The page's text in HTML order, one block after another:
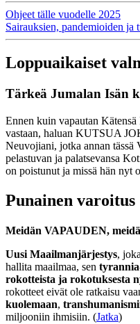
Ohjeet tälle vuodelle 2025
Sairauksien, pandemioiden ja
Loppuaikaiset
Tärkeä Jumalan Isän
Ennen kuin vapautan
vastaan, haluan KUTSUA
Neuvojiani, jotka annan
pelastuvan ja palatsevansa
on poistunut ja missä hän nyt
Punainen varoitus
Meidän VAPAUDEN,
Uusi Maailmanjärjestys,
hallita maailmaa, sen
rokotteista ja rokotuksesta
rokotteet eivät ole ratkaisu
kuolemaan,
miljooniin ihmisiin. (Jatka)